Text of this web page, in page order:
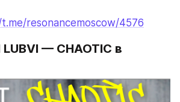
resonancemoscow/4576
LUBVI — CHAOTIC в